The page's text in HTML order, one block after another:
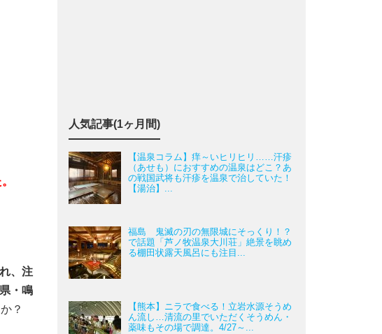
、注
・鳴
？
人気記事(1ヶ月間)
【温泉コラム】痒～いヒリヒリ……汗疹
（あせも）におすすめの温泉はどこ？あ
の戦国武将も汗疹を温泉で治していた！
【湯治】...
福島 鬼滅の刃の無限城にそっくり！？
で話題「芦ノ牧温泉大川荘」絶景を眺め
る棚田状露天風呂にも注目...
【熊本】ニラで食べる！立岩水源そうめ
ん流し…清流の里でいただくそうめん・
薬味もその場で調達。4/27～...